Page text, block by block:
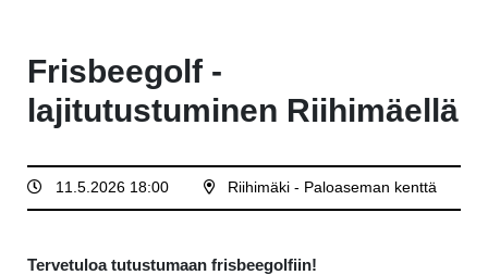
Frisbeegolf -
lajitutustuminen Riihimäellä
11.5.2026 18:00 Riihimäki - Paloaseman kenttä
Tervetuloa tutustumaan frisbeegolfiin!